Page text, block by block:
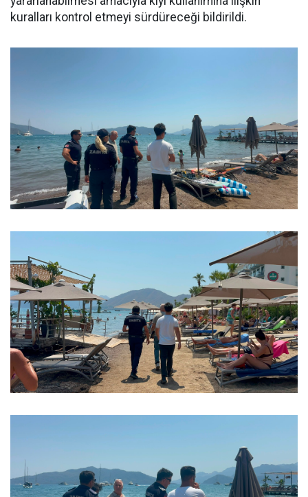
kuralları kontrol etmeyi sürdüreceği bildirildi.